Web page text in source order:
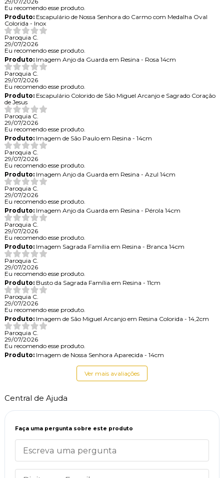
Eu recomendo esse produto.
Produto:Escapulário de Nossa Senhora do Carmo com Medalha Oval
Colorida - Inox
Paroquia C.
29/07/2026
Eu recomendo esse produto.
Produto:Imagem Anjo da Guarda em Resina - Rosa 14cm
Paroquia C.
29/07/2026
Eu recomendo esse produto.
Produto:Escapulário Colorido de São Miguel Arcanjo e Sagrado Coração
de Jesus
Paroquia C.
29/07/2026
Eu recomendo esse produto.
Produto:Imagem de São Paulo em Resina - 14cm
Paroquia C.
29/07/2026
Eu recomendo esse produto.
Produto:Imagem Anjo da Guarda em Resina - Azul 14cm
Paroquia C.
29/07/2026
Eu recomendo esse produto.
Produto:Imagem Anjo da Guarda em Resina - Pérola 14cm
Paroquia C.
29/07/2026
Eu recomendo esse produto.
Produto:Imagem Sagrada Família em Resina - Branca 14cm
Paroquia C.
29/07/2026
Eu recomendo esse produto.
Produto:Busto da Sagrada Família em Resina - 11cm
Paroquia C.
29/07/2026
Eu recomendo esse produto.
Produto:Imagem de São Miguel Arcanjo em Resina Colorida - 14,2cm
Paroquia C.
29/07/2026
Eu recomendo esse produto.
Produto:Imagem de Nossa Senhora Aparecida - 14cm
Ver mais avaliações
Central de Ajuda
Faça uma pergunta sobre este produto